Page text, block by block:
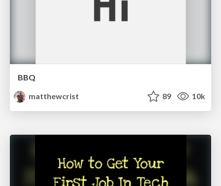
BBQ
matthewcrist
89 10k